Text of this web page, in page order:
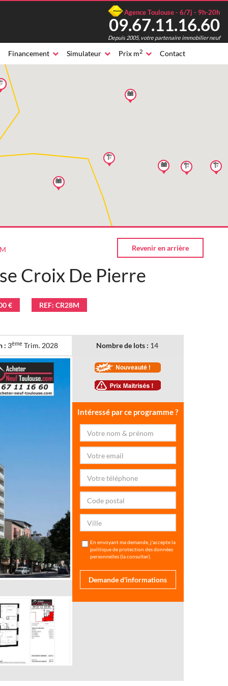
Agence Toulouse - 6/7j - 9h-20h
09.67.11.16.60
Depuis 2005, votre partenaire immobilier neuf
Financement Simulateur Prix m2 Contact
Croix De Pierre
€ REF: CR28M
: 3ème Trim. 2028 Nombre de lots : 14
Intéressé par ce programme ?
En envoyant ma demande, j'accepte la
politique de protection des données
personnelles (la consulter).